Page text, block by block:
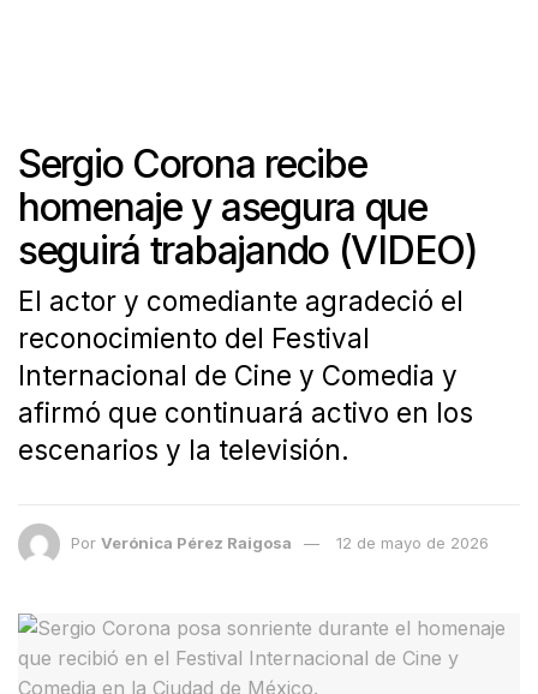
Sergio Corona recibe
homenaje y asegura que
seguirá trabajando (VIDEO)
El actor y comediante agradeció el
reconocimiento del Festival
Internacional de Cine y Comedia y
afirmó que continuará activo en los
escenarios y la televisión.
Por Verónica Pérez Raigosa 12 de mayo de 2026